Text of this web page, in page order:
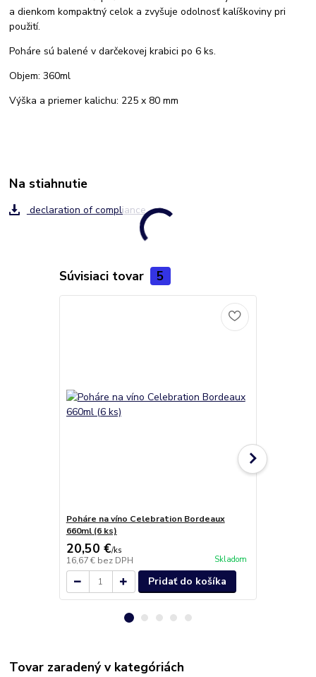
a dienkom kompaktný celok a zvyšuje odolnosť kalíškoviny pri
použití.
Poháre sú balené v darčekovej krabici po 6 ks.
Objem: 360ml
Výška a priemer kalichu: 225 x 80 mm
Na stiahnutie
declaration of compliance
Súvisiaci tovar 5
Poháre na víno Celebration Bordeaux
660ml (6 ks)
20,50 €/ks
16,67 € bez DPH Skladom
Pridať do košíka
Tovar zaradený v kategóriách